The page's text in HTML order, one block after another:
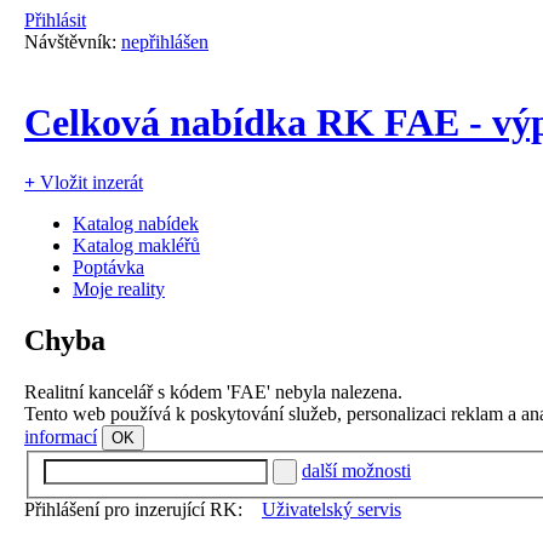
Přihlásit
Návštěvník: nepřihlášen
Celková nabídka RK FAE -
+ Vložit inzerát
Katalog nabídek
Katalog makléřů
Poptávka
Moje reality
Chyba
Realitní kancelář s kódem 'FAE' nebyla nalezena.
Tento web používá k poskytování služeb, personalizaci reklam a
informací
OK
další možnosti
Přihlášení pro inzerující RK:
Uživatelský servis